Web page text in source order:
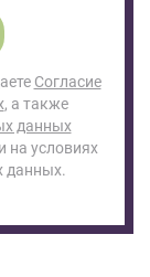
Согласие
, а также
данных
на условиях
данных.